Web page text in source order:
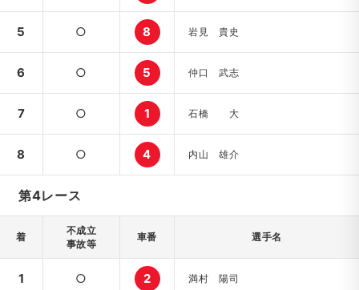
5 ○ 8 岩見 貴史
6 ○ 5 仲口 武志
7 ○ 1 石橋 大
8 ○ 4 内山 雄介
第4レース
着
不成立
事故等
車番 選手名
1 ○ 2 満村 陽司